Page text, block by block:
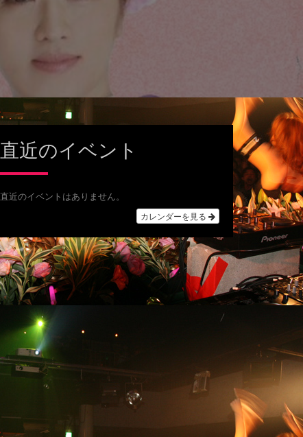
直近のイベント
直近のイベントはありません。
カレンダーを見る